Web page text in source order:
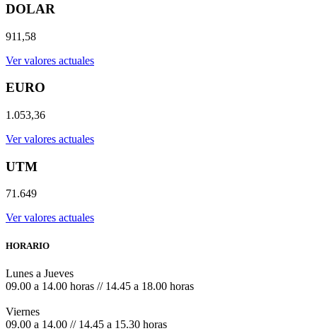
DOLAR
911,58
Ver valores actuales
EURO
1.053,36
Ver valores actuales
UTM
71.649
Ver valores actuales
HORARIO
Lunes a Jueves
09.00 a 14.00 horas // 14.45 a 18.00 horas
Viernes
09.00 a 14.00 // 14.45 a 15.30 horas